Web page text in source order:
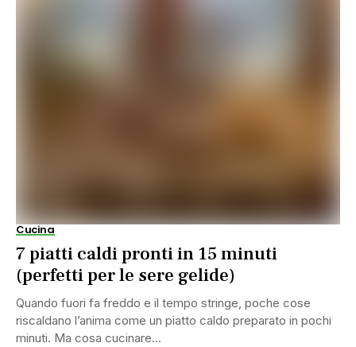
Cucina
7 piatti caldi pronti in 15 minuti
(perfetti per le sere gelide)
Quando fuori fa freddo e il tempo stringe, poche cose
riscaldano l’anima come un piatto caldo preparato in pochi
minuti. Ma cosa cucinare...